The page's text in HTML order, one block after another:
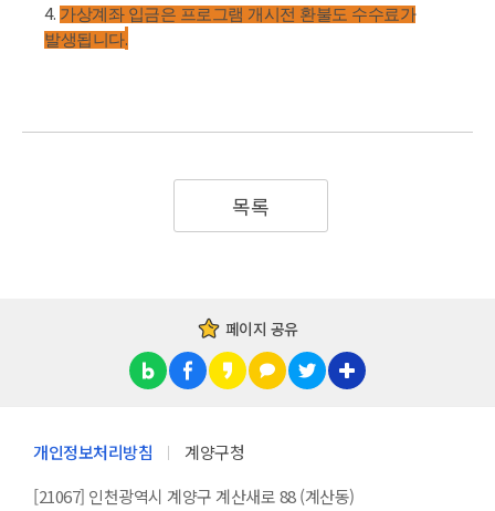
4.가상계좌 입금은 프로그램 개시전 환불도 수수료가
발생됩니다.
목록
페이지 공유
개인정보처리방침
계양구청
[21067] 인천광역시 계양구 계산새로 88 (계산동)